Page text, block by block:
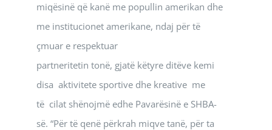
miqësinë që kanë me popullin amerikan dhe
me institucionet amerikane, ndaj për të
çmuar e respektuar
partneritetin tonë, gjatë këtyre ditëve kemi
disa aktivitete sportive dhe kreative me
të cilat shënojmë edhe Pavarësinë e SHBA-
së. “Për të qenë përkrah miqve tanë, për ta